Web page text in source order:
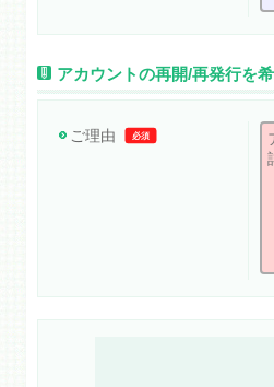
アカウントの再開/再発行を
ご理由 必須